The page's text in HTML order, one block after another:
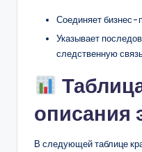
Соединяет бизнес-
Указывает
следственную
описания
В следующей таблице